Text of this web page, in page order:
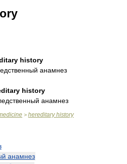
history
анамнез
history
анамнез
> hereditary history
анамнез